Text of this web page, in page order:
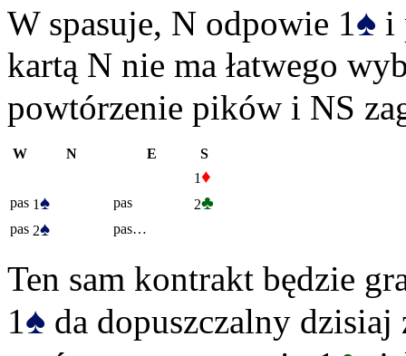
W spasuje, N odpowie 1 ♠ i
kartą N nie ma łatwego
powtórzenie pików i NS
W N E
S
1♦
pas 1♠ pas 2♣
pas 2♠ pas…
Ten sam kontrakt będzie
1 ♠ da dopuszczalny